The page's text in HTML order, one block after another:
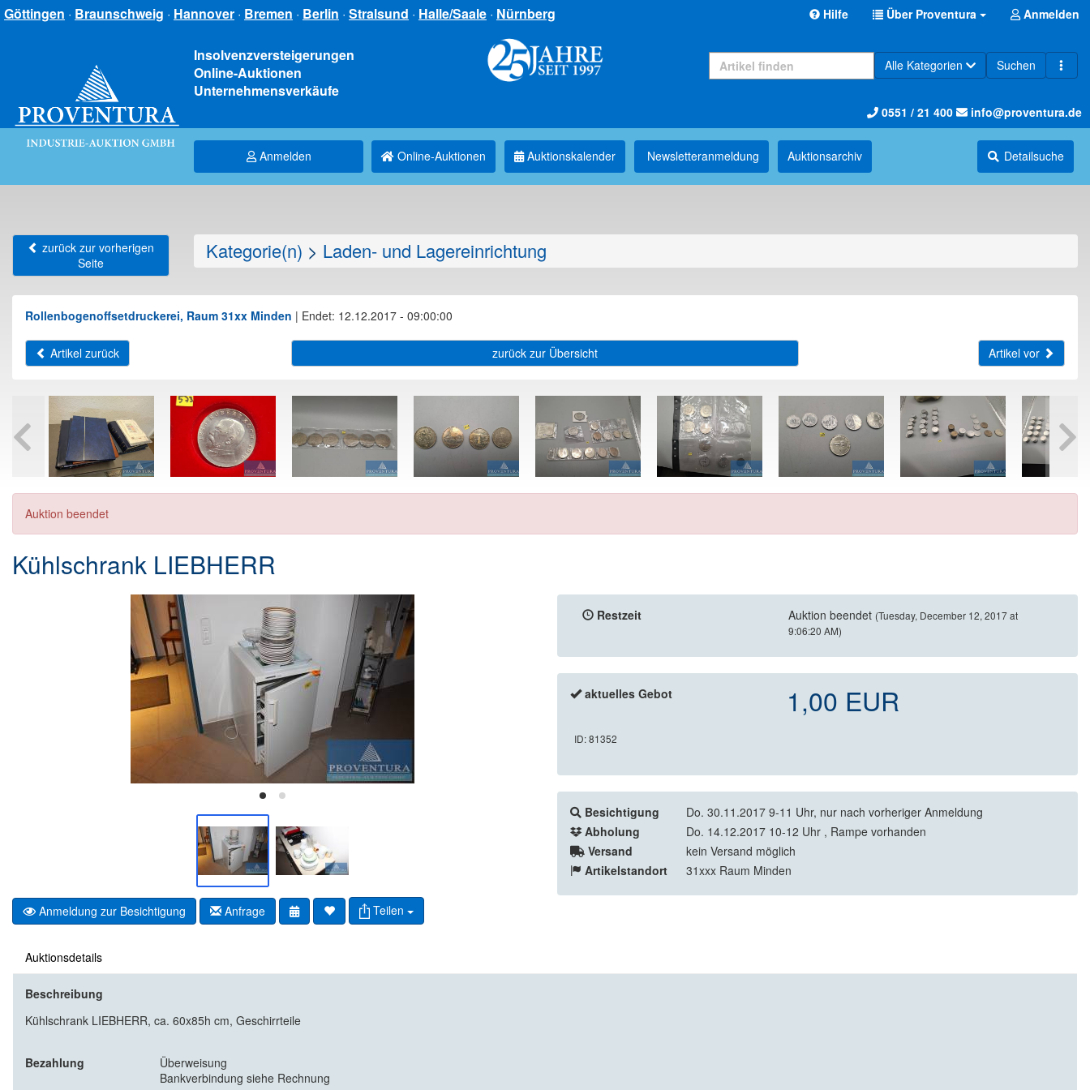
Göttingen · Braunschweig · Hannover · Bremen · Berlin · Stralsund · Halle/Saale · Nürnberg Hilfe Über Proventura Anmelden
Insolvenzversteigerungen
Online-Auktionen
Unternehmensverkäufe
Alle Kategorien Suchen
0551 / 21 400 info@proventura.de
Anmelden Online-Auktionen Auktionskalender Newsletter­anmeldung Auktions­archiv Detailsuche
zurück zur vorherigen
Seite
Kategorie(n) > Laden- und Lagereinrichtung
Rollenbogenoffsetdruckerei, Raum 31xx Minden | Endet: 12.12.2017 - 09:00:00
Artikel zurück zurück zur Übersicht Artikel vor
Auktion beendet
Kühlschrank LIEBHERR
Anmeldung zur Besichtigung Anfrage Teilen
Restzeit Auktion beendet (Tuesday, December 12, 2017 at
9:06:20 AM)
aktuelles Gebot 1,00 EUR
ID: 81352
Besichtigung
Do. 30.11.2017 9-11 Uhr, nur nach vorheriger Anmeldung
Abholung
Do. 14.12.2017 10-12 Uhr , Rampe vorhanden
Versand
kein Versand möglich
Artikelstandort
31xxx Raum Minden
Auktionsdetails
Beschreibung
Kühlschrank LIEBHERR, ca. 60x85h cm, Geschirrteile
Bezahlung
Überweisung
Bankverbindung siehe Rechnung